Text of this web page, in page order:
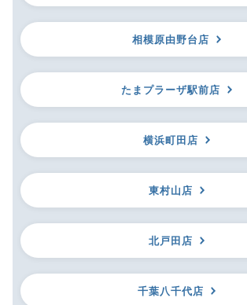
相模原由野台店
たまプラーザ駅前店
横浜町田店
東村山店
北戸田店
千葉八千代店